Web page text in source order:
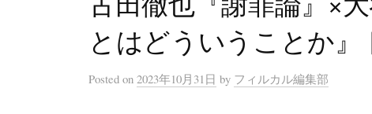
とはどういうことか』
Posted on 2023年10月31日 by フィルカル編集部